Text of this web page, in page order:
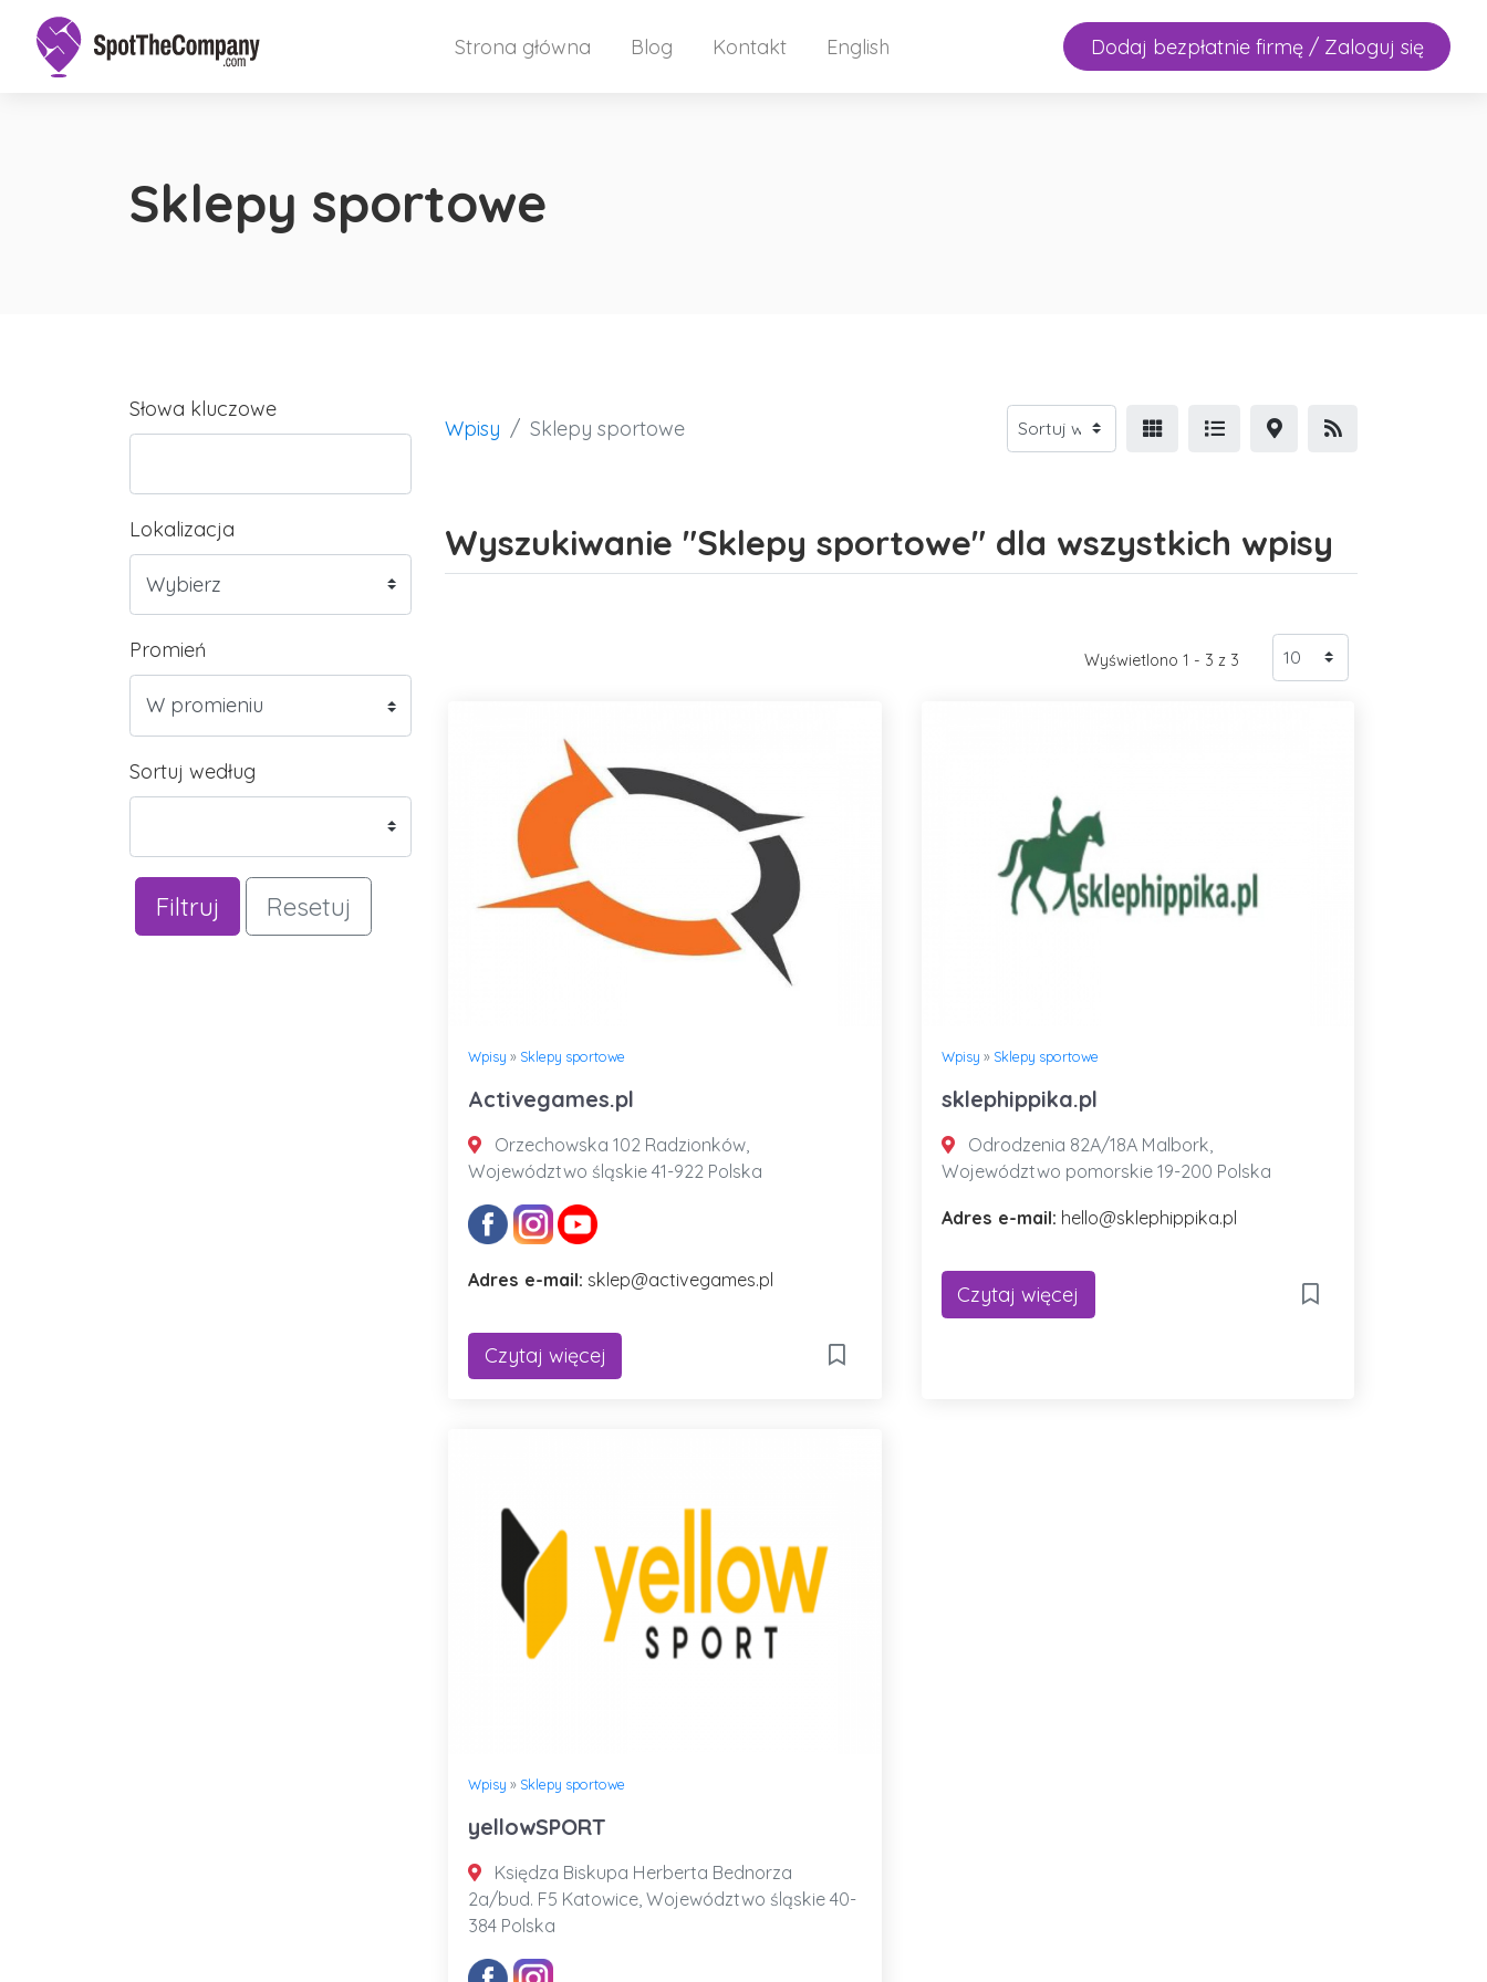
Strona główna Blog Kontakt English Dodaj bezpłatnie firmę / Zaloguj się
Sklepy sportowe
Słowa kluczowe
Lokalizacja
Promień
Sortuj według
Filtruj Resetuj
Wpisy Sklepy sportowe
Wyszukiwanie "Sklepy sportowe" dla wszystkich wpisy
Wyświetlono 1 - 3 z 3
Wpisy » Sklepy sportowe
Activegames.pl
Orzechowska 102 Radzionków,
Województwo śląskie 41-922 Polska
Adres e-mail: sklep@activegames.pl
Czytaj więcej
Wpisy » Sklepy sportowe
sklephippika.pl
Odrodzenia 82A/18A Malbork,
Województwo pomorskie 19-200 Polska
Adres e-mail: hello@sklephippika.pl
Czytaj więcej
Wpisy » Sklepy sportowe
yellowSPORT
Księdza Biskupa Herberta Bednorza
2a/bud. F5 Katowice, Województwo śląskie 40-
384 Polska